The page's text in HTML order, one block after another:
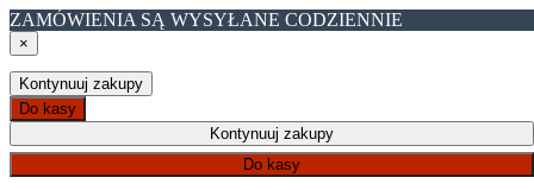
ZAMÓWIENIA SĄ WYSYŁANE CODZIENNIE
×
Kontynuuj zakupy
Do kasy
Kontynuuj zakupy
Do kasy